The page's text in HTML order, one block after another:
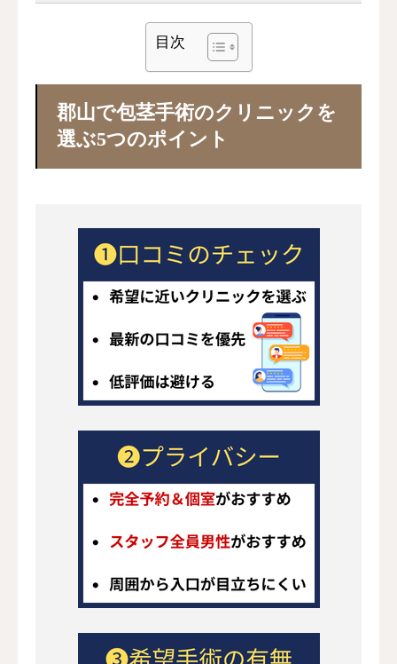
当記事の運営目的
医学的根拠に基づいた透明性の高いコン
読者の包茎知識向上と医療機関選択のサ
ポート
区分
目次
郡山で包茎手術のクリニックを
選ぶ5つのポイント